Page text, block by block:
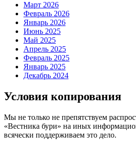
Март 2026
Февраль 2026
Январь 2026
Июнь 2025
Май 2025
Апрель 2025
Февраль 2025
Январь 2025
Декабрь 2024
Условия копирования
Мы не только не препятствуем
«Вестника бури» на иных
всячески поддерживаем это дело.